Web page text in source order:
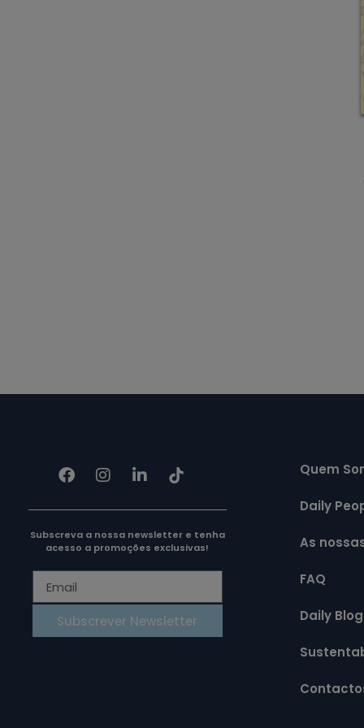
Subscreva a nossa newsletter e tenha
acesso a promoções exclusivas!
Subscrever Newsletter
Quem
Daily
As
FAQ
Daily Blog